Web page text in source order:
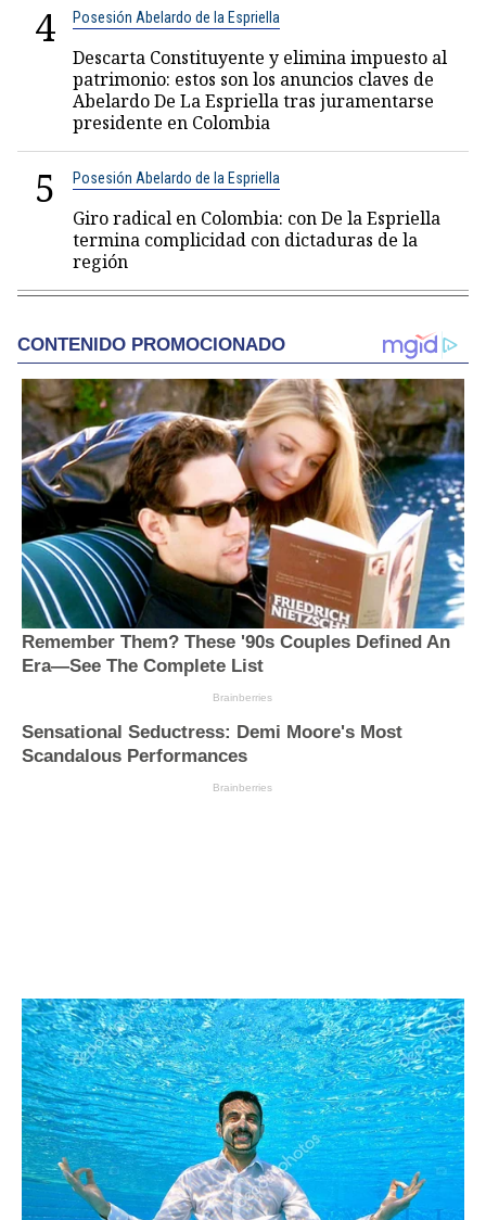
4 Posesión Abelardo de la Espriella
Descarta Constituyente y elimina impuesto al
patrimonio: estos son los anuncios claves de
Abelardo De La Espriella tras juramentarse
presidente en Colombia
5 Posesión Abelardo de la Espriella
Giro radical en Colombia: con De la Espriella
termina complicidad con dictaduras de la
región